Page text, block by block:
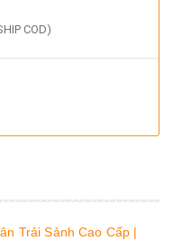
COD)
Trải Sảnh Cao Cấp |